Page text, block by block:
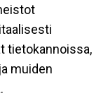
tietokannoissa,
muiden